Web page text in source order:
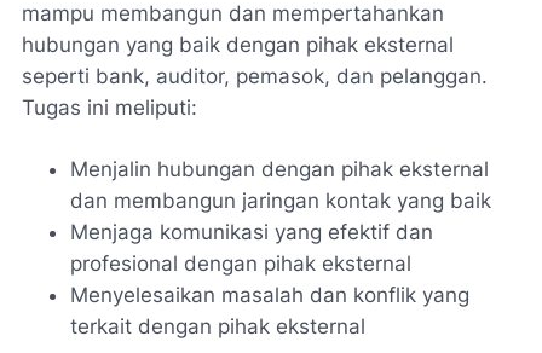
mampu membangun dan mempertahankan
hubungan yang baik dengan pihak eksternal
seperti bank, auditor, pemasok, dan pelanggan.
Tugas ini meliputi:
Menjalin hubungan dengan pihak eksternal
dan membangun jaringan kontak yang baik
Menjaga komunikasi yang efektif dan
profesional dengan pihak eksternal
Menyelesaikan masalah dan konflik yang
terkait dengan pihak eksternal